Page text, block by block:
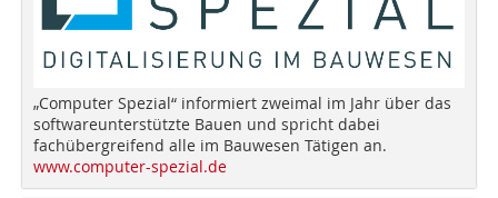
„Computer Spezial“ informiert zweimal im Jahr über das
softwareunterstützte Bauen und spricht dabei
fachübergreifend alle im Bauwesen Tätigen an.
www.computer-spezial.de